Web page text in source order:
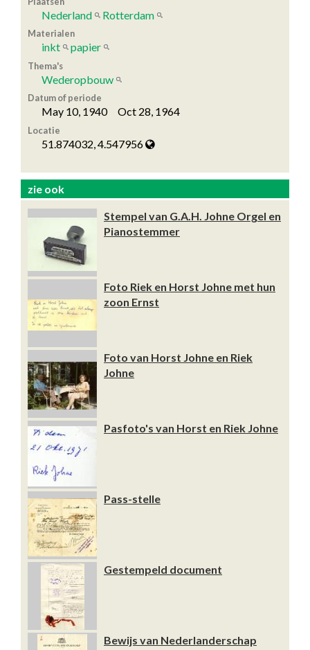
Nederland Rotterdam
Materialen
inkt papier
Thema's
Wederopbouw
Datum of periode
May 10, 1940 Oct 28, 1964
Locatie
51.874032, 4.547956
zie ook
Stempel van G.A.H. Johne Orgel en
Pianostemmer
Foto Riek en Horst Johne met hun
zoon Ernst
Foto van Horst Johne en Riek
Johne
Pasfoto's van Horst en Riek Johne
Pass-stelle
Gestempeld document
Bewijs van Nederlanderschap